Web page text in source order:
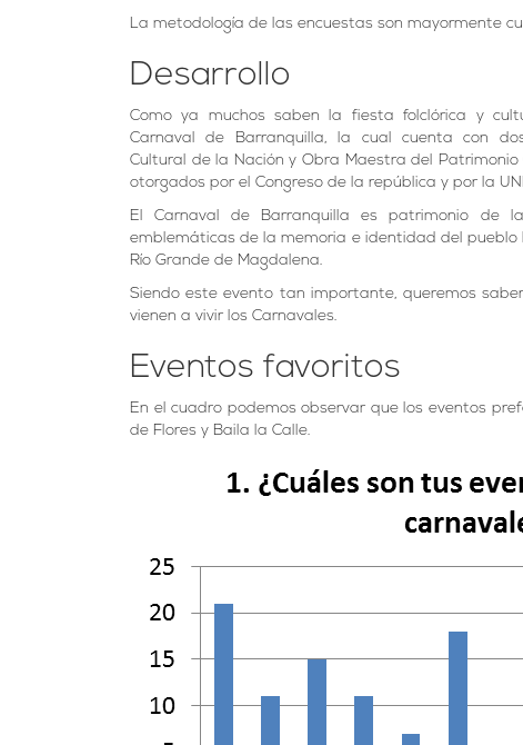
La metodología de las encuestas son mayormente
Desarrollo
Como ya muchos saben la fiesta folclórica y
Carnaval de Barranquilla, la cual cuenta con
Cultural de la Nación y Obra Maestra del
otorgados por el Congreso de la república y por la
El Carnaval de Barranquilla es patrimonio de
emblemáticas de la memoria e identidad del pueblo
Río Grande de Magdalena.
Siendo este evento tan importante, queremos
vienen a vivir los Carnavales.
Eventos favoritos
En el cuadro podemos observar que los eventos
de Flores y Baila la Calle.